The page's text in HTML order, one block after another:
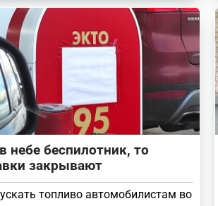
небе беспилотник, то
закрывают
топливо автомобилистам во